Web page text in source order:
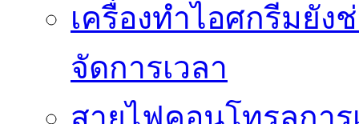
เครื่องทำไอศกรีมยัง
จัดการเวลา